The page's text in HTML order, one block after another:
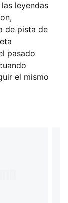
leyendas
de pista de
pasado
el mismo